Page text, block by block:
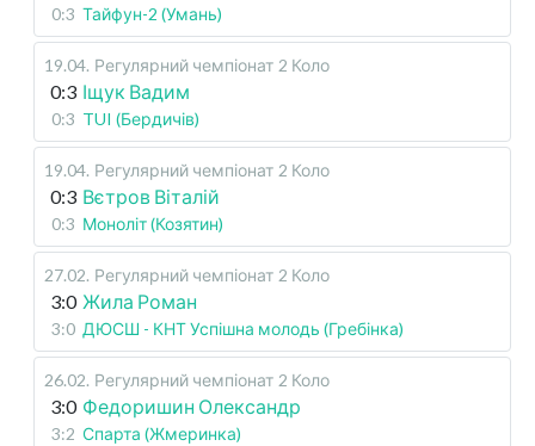
0:3 Тайфун-2 (Умань)
19.04. Регулярний чемпіонат 2 Коло
0:3 Іщук Вадим
0:3 TUI (Бердичів)
19.04. Регулярний чемпіонат 2 Коло
0:3 Вєтров Віталій
0:3 Моноліт (Козятин)
27.02. Регулярний чемпіонат 2 Коло
3:0 Жила Роман
3:0 ДЮСШ - КНТ Успішна молодь (Гребінка)
26.02. Регулярний чемпіонат 2 Коло
3:0 Федоришин Олександр
3:2 Спарта (Жмеринка)